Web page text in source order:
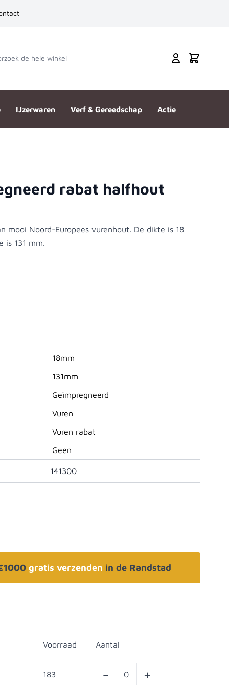
de hele winkel Cart
IJzerwaren Verf & Gereedschap Actie
rabat halfhout
mooi Noord-Europees vurenhout. De dikte is 18
is 131 mm.
18mm
131mm
Geïmpregneerd
Vuren
Vuren rabat
Geen
141300
gratis verzenden in de Randstad
Voorraad Aantal
183 - +